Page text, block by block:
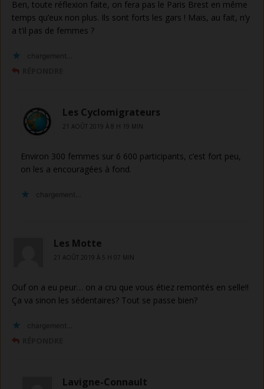
Ben, toute réflexion faite, on fera pas le Paris Brest en même
temps qu’eux non plus. Ils sont forts les gars ! Mais, au fait, n’y
a t’il pas de femmes ?
chargement…
Les Cyclomigrateurs
21 AOÛT 2019 À 8 H 19 MIN
Environ 300 femmes sur 6 600 participants, c’est fort peu,
on les a encouragées à fond.
chargement…
Les Motte
21 AOÛT 2019 À 5 H 07 MIN
Ouf on a eu peur… on a cru que vous étiez remontés en selle!!
Ça va sinon les sédentaires? Tout se passe bien?
chargement…
Lavigne-Connault